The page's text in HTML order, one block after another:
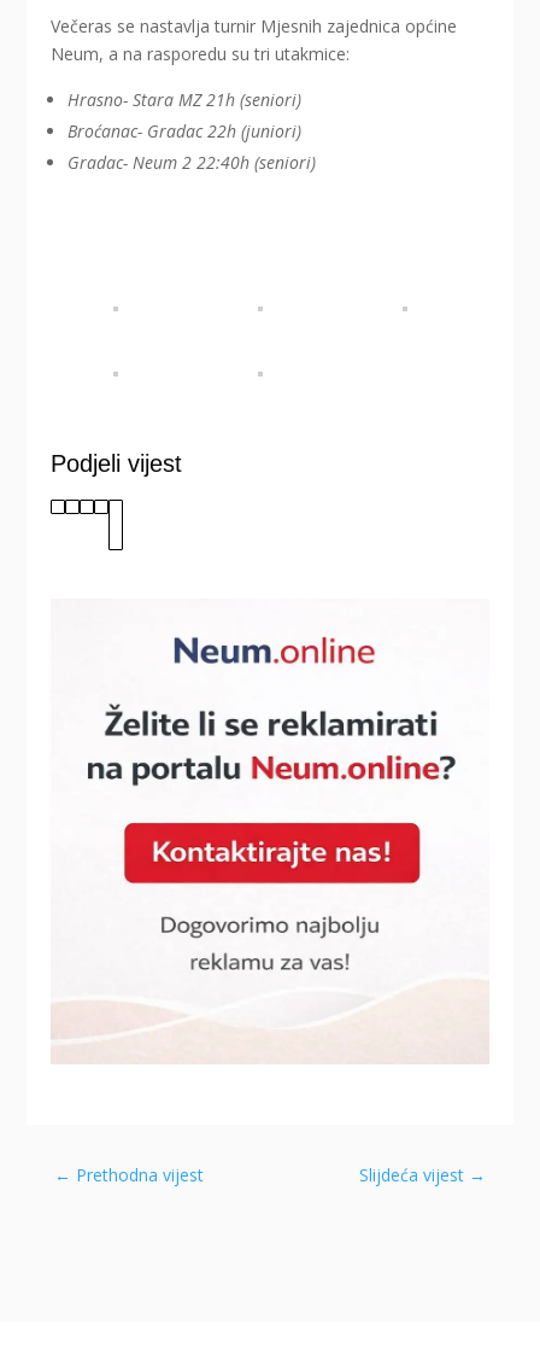
Večeras se nastavlja turnir Mjesnih zajednica općine
Neum, a na rasporedu su tri utakmice:
Hrasno- Stara MZ 21h (seniori)
Broćanac- Gradac 22h (juniori)
Gradac- Neum 2 22:40h (seniori)
Podjeli vijest
← Prethodna vijest Slijdeća vijest →